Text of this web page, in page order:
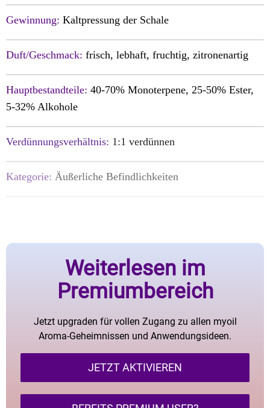
Gewinnung: Kaltpressung der Schale
Duft/Geschmack: frisch, lebhaft, fruchtig, zitronenartig
Hauptbestandteile: 40-70% Monoterpene, 25-50% Ester,
5-32% Alkohole
Verdünnungsverhältnis: 1:1 verdünnen
Kategorie: Äußerliche Befindlichkeiten
Weiterlesen im
Premiumbereich
Jetzt upgraden für vollen Zugang zu allen myoil
Aroma-Geheimnissen und Anwendungsideen.
JETZT AKTIVIEREN